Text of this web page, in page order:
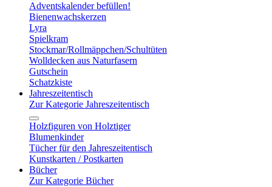
Adventskalender befüllen!
Bienenwachskerzen
Lyra
Spielkram
Stockmar/Rollmäppchen/Schultüten
Wolldecken aus Naturfasern
Gutschein
Schatzkiste
Jahreszeitentisch
Zur Kategorie Jahreszeitentisch
Holzfiguren von Holztiger
Blumenkinder
Tücher für den Jahreszeitentisch
Kunstkarten / Postkarten
Bücher
Zur Kategorie Bücher